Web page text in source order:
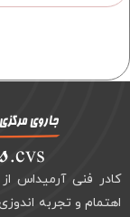
کادر فنی آرمیداس
اهتمام و تجربه